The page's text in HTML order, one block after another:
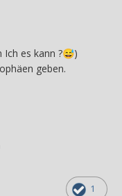
es kann ?😅)
geben.
1